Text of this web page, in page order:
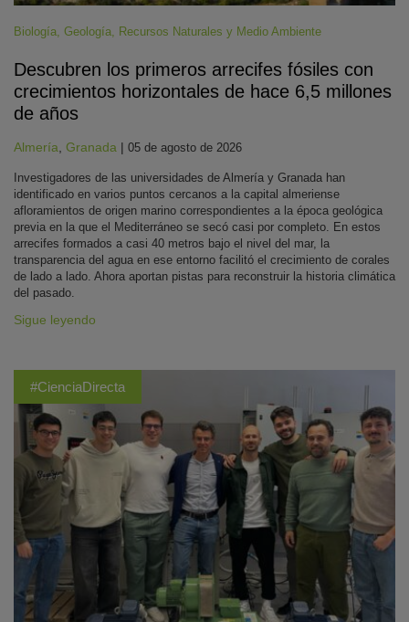
Biología Geología Recursos Naturales y Medio Ambiente
Descubren los primeros arrecifes fósiles con
crecimientos horizontales de hace 6,5 millones
de años
Almería Granada | 05 de agosto de 2026
Investigadores de las universidades de Almería y Granada han
identificado en varios puntos cercanos a la capital almeriense
afloramientos de origen marino correspondientes a la época geológica
previa en la que el Mediterráneo se secó casi por completo. En estos
arrecifes formados a casi 40 metros bajo el nivel del mar, la
transparencia del agua en ese entorno facilitó el crecimiento de corales
de lado a lado. Ahora aportan pistas para reconstruir la historia climática
del pasado.
Sigue leyendo
#CienciaDirecta